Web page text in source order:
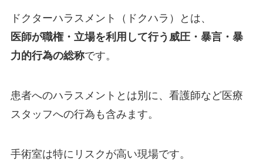
ドクターハラスメント（ドクハラ）とは、
医師が職権・立場を利用して行う威圧・暴言・暴
力的行為の総称です。
患者へのハラスメントとは別に、看護師など医療
スタッフへの行為も含みます。
手術室は特にリスクが高い現場です。